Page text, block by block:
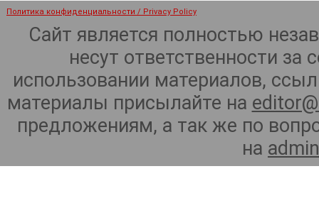
Политика конфиденциальности / Privacy Policy
Сайт является полностью
несут ответственности
использовании материалов,
материалы присылайте на
предложениям, а так же по
на